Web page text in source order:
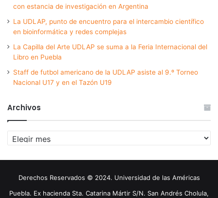
con estancia de investigación en Argentina
La UDLAP, punto de encuentro para el intercambio científico
en bioinformática y redes complejas
La Capilla del Arte UDLAP se suma a la Feria Internacional del
Libro en Puebla
Staff de futbol americano de la UDLAP asiste al 9.º Torneo
Nacional U17 y en el Tazón U19
Archivos
Archivos
Derechos Reservados © 2024. Universidad de las Américas
Puebla. Ex hacienda Sta. Catarina Mártir S/N. San Andrés Cholula,